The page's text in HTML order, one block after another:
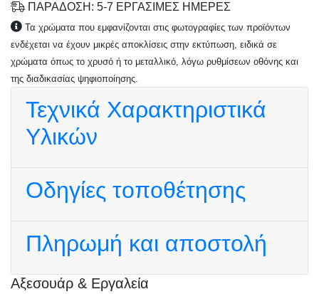
ΠΑΡΑΔΟΣΗ: 5-7 ΕΡΓΑΣΙΜΕΣ ΗΜΕΡΕΣ
Τα χρώματα που εμφανίζονται στις φωτογραφίες των προϊόντων
ενδέχεται να έχουν μικρές αποκλίσεις στην εκτύπωση, ειδικά σε
χρώματα όπως το χρυσό ή το μεταλλικό, λόγω ρυθμίσεων οθόνης και
της διαδικασίας ψηφιοποίησης.
Τεχνικά Χαρακτηριστικά
Υλικών
Οδηγίες τοποθέτησης
Πληρωμή και αποστολή
Αξεσουάρ & Εργαλεία